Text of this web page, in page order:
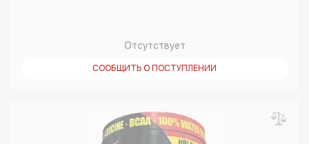
Отсутствует
СООБЩИТЬ О ПОСТУПЛЕНИИ